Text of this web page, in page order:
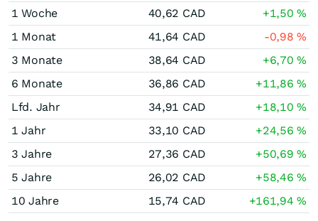
1 Woche
40,62 CAD +1,50%
1 Monat
41,64 CAD -0,98%
3 Monate
38,64 CAD +6,70%
6 Monate
36,86 CAD +11,86%
Lfd. Jahr
34,91 CAD +18,10%
1 Jahr
33,10 CAD +24,56%
3 Jahre
27,36 CAD +50,69%
5 Jahre
26,02 CAD +58,46%
10 Jahre
15,74 CAD +161,94%